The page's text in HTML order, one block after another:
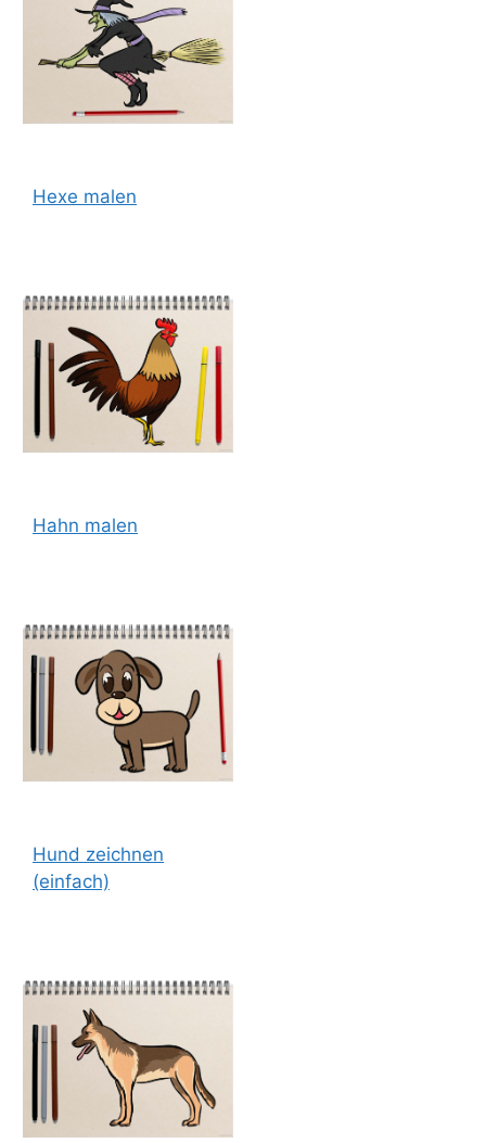
Hexe malen
Hahn malen
Hund zeichnen
(einfach)